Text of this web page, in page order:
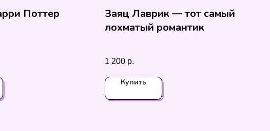
Поттер
Заяц Лаврик — тот самый
лохматый романтик
1 200 р.
Купить